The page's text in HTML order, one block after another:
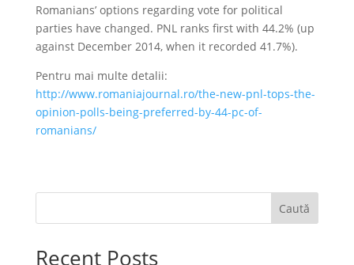
Romanians’ options regarding vote for political
parties have changed. PNL ranks first with 44.2% (up
against December 2014, when it recorded 41.7%).
Pentru mai multe detalii:
http://www.romaniajournal.ro/the-new-pnl-tops-the-
opinion-polls-being-preferred-by-44-pc-of-
romanians/
Caută
Recent Posts